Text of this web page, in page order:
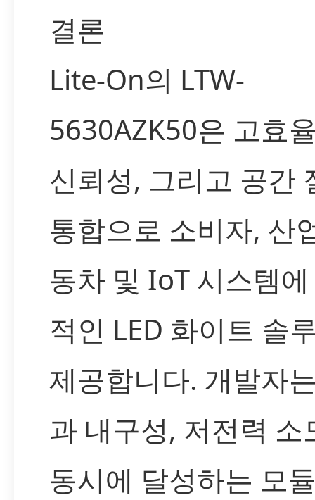
결론
Lite-On의 LTW-
5630AZK50은 고효
신뢰성, 그리고 공간
통합으로 소비자, 산
동차 및 IoT 시스템
적인 LED 화이트 솔
제공합니다. 개발자
과 내구성, 저전력 소
동시에 달성하는 모